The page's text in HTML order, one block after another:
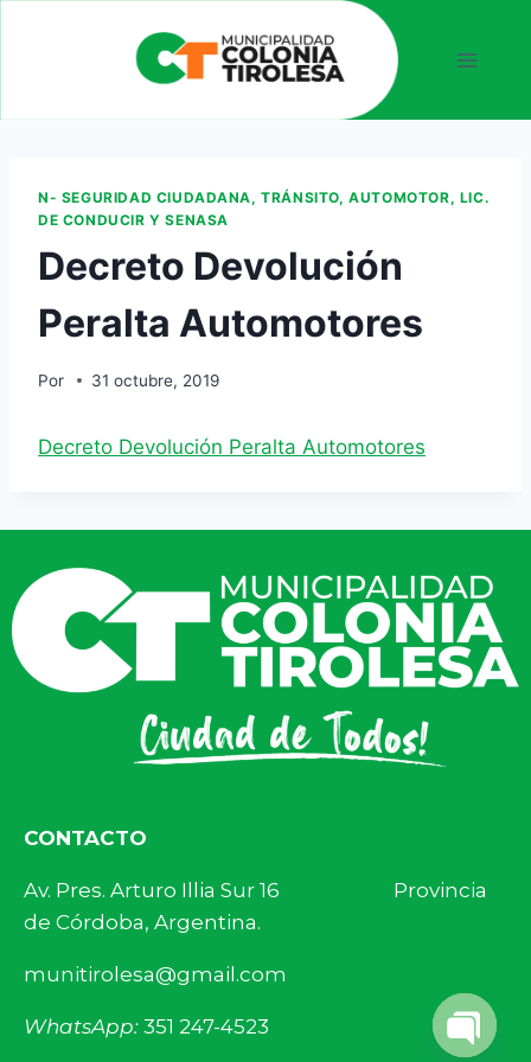
N- SEGURIDAD CIUDADANA, TRÁNSITO, AUTOMOTOR, LIC.
DE CONDUCIR Y SENASA
Decreto Devolución
Peralta Automotores
Por 31 octubre, 2019
Decreto Devolución Peralta Automotores
CONTACTO
Av. Pres. Arturo Illia Sur 16 Provincia
de Córdoba, Argentina.
munitirolesa@gmail.com
WhatsApp: 351 247-4523